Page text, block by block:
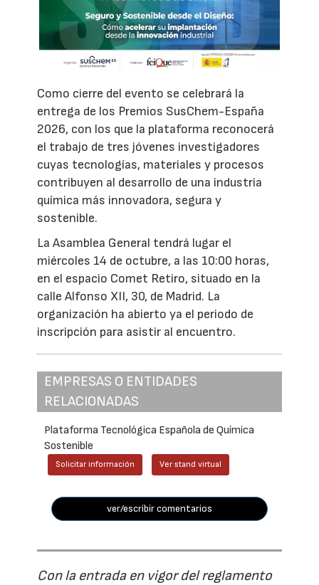
Como cierre del evento se celebrará la
entrega de los Premios SusChem-España
2026, con los que la plataforma reconocerá
el trabajo de tres jóvenes investigadores
cuyas tecnologías, materiales y procesos
contribuyen al desarrollo de una industria
química más innovadora, segura y
sostenible.
La Asamblea General tendrá lugar el
miércoles 14 de octubre, a las 10:00 horas,
en el espacio Comet Retiro, situado en la
calle Alfonso XII, 30, de Madrid. La
organización ha abierto ya el periodo de
inscripción para asistir al encuentro.
EMPRESAS O ENTIDADES
RELACIONADAS
Plataforma Tecnológica Española de Química
Sostenible
Solicitar información Ver stand virtual
ver/escribir comentarios
Con la entrada en vigor del reglamento